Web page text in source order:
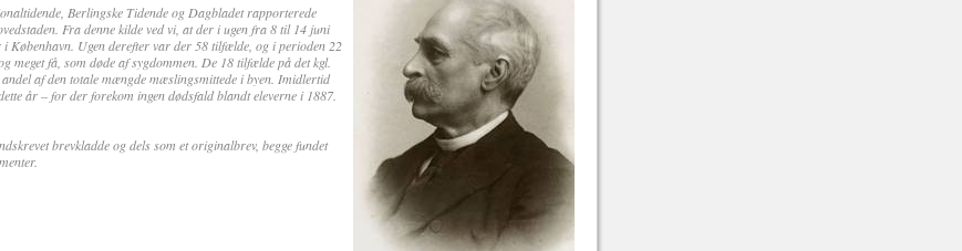
Berlingske Tidende og Dagbladet rapporterede
Fra denne kilde ved vi, at der i ugen fra 8 til 14 juni
København. Ugen derefter var der 58 tilfælde, og i perioden 22
få, som døde af sygdommen. De 18 tilfælde på det kgl.
af den totale mængde mæslingsmittede i byen. Imidlertid
år – for der forekom ingen dødsfald blandt eleverne i 1887.
brevkladde og dels som et originalbrev, begge fundet